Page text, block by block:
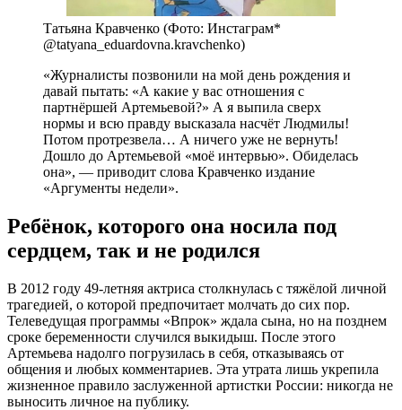
Татьяна Кравченко (Фото: Инстаграм*
@tatyana_eduardovna.kravchenko)
«Журналисты позвонили на мой день рождения и
давай пытать: «А какие у вас отношения с
партнёршей Артемьевой?» А я выпила сверх
нормы и всю правду высказала насчёт Людмилы!
Потом протрезвела… А ничего уже не вернуть!
Дошло до Артемьевой «моё интервью». Обиделась
она», — приводит слова Кравченко издание
«Аргументы недели».
Ребёнок, которого она носила под
сердцем, так и не родился
В 2012 году 49-летняя актриса столкнулась с тяжёлой личной
трагедией, о которой предпочитает молчать до сих пор.
Телеведущая программы «Впрок» ждала сына, но на позднем
сроке беременности случился выкидыш. После этого
Артемьева надолго погрузилась в себя, отказываясь от
общения и любых комментариев. Эта утрата лишь укрепила
жизненное правило заслуженной артистки России: никогда не
выносить личное на публику.